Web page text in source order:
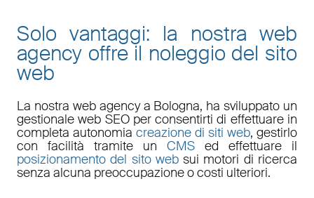
Solo vantaggi: la nostra web
agency offre il noleggio del sito
web
La nostra web agency a Bologna, ha sviluppato un
gestionale web SEOper consentirti di effettuare in
completa autonomia creazione di siti web, gestirlo
con facilità tramite un CMS ed effettuare il
posizionamento del sito websui motori di ricerca
senza alcuna preoccupazione o costi ulteriori.